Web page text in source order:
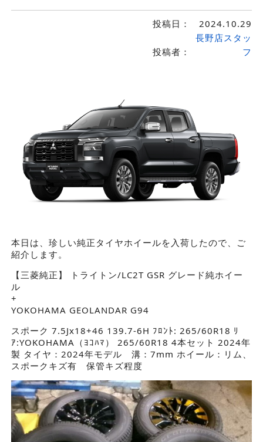
投稿日： 2024.10.29
投稿者：
長野店スタッ
フ
本日は、珍しい純正タイヤホイールを入荷したので、ご
紹介します。
【三菱純正】 トライトン/LC2T GSR グレード純ホイー
ル
+
YOKOHAMA GEOLANDAR G94
スポーク 7.5Jx18+46 139.7-6H ﾌﾛﾝﾄ: 265/60R18 ﾘ
ｱ:YOKOHAMA（ﾖｺﾊﾏ） 265/60R18 4本セット 2024年
製 タイヤ：2024年モデル 溝：7mm ホイール：リム、
スポークキズ有 保管キズ程度